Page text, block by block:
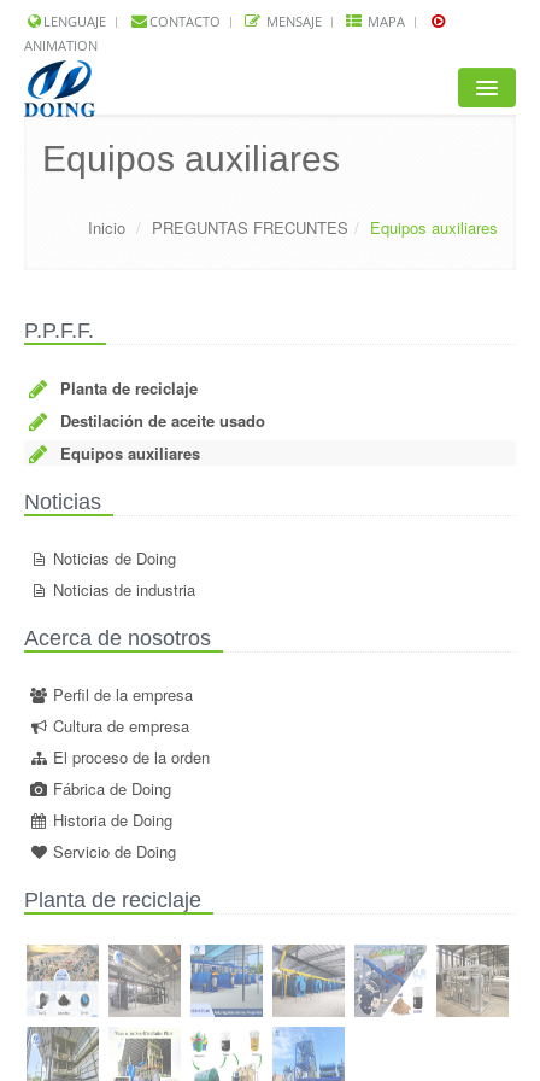
LENGUAJE CONTACTO MENSAJE
MAPA
ANIMATION
INICIO
P.P.F.F.
NOTICIAS
ACERCA DE NOSOTROS
Equipos auxiliares
Inicio / PREGUNTAS FRECUNTES / Equipos auxiliares
P.P.F.F.
Planta de reciclaje
Destilación de aceite usado
Equipos auxiliares
Noticias
Noticias de Doing
Noticias de industria
Acerca de nosotros
Perfil de la empresa
Cultura de empresa
El proceso de la orden
Fábrica de Doing
Historia de Doing
Servicio de Doing
Planta de reciclaje